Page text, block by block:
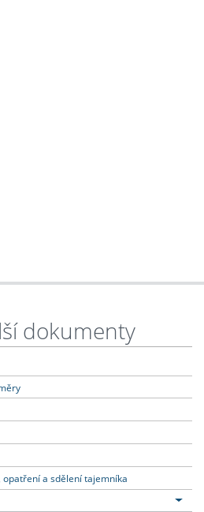
dokumenty
opatření a sdělení tajemníka